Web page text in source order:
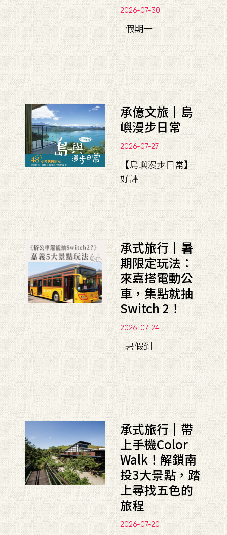
2026-07-30
假期一
承億文旅｜島
嶼漫步日常
2026-07-27
【島嶼漫步日常】
好評
承式旅行｜暑
期限定玩法：
來嘉搭電動公
車，集點就抽
Switch 2！
2026-07-24
暑假到
承式旅行｜帶
上手機Color
Walk！解鎖南
投3大景點，踏
上尋找五色的
旅程
2026-07-20